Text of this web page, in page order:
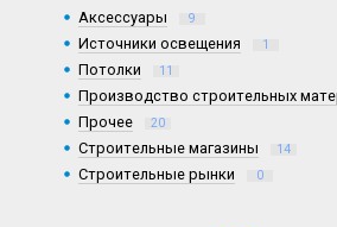
Аксессуары 9
Источники освещения 1
Потолки 11
Производство строительных
Прочее 20
Строительные магазины 14
Строительные рынки 0